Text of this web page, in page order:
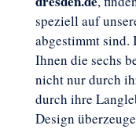
speziell auf
abgestimmt
Ihnen die sechs
nicht nur durch
durch ihre
Design